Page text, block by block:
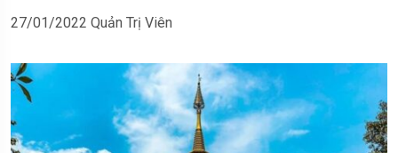
27/01/2022 Quản Trị Viên